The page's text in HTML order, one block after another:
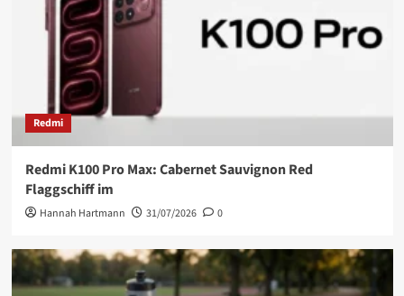
Redmi
Redmi K100 Pro Max: Cabernet Sauvignon Red
Flaggschiff im
Hannah Hartmann 31/07/2026 0